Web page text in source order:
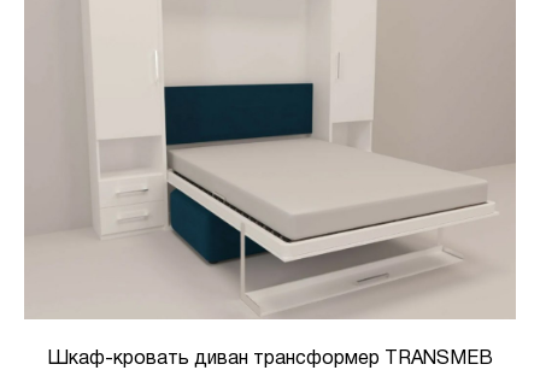
Шкаф-кровать диван трансформер TRANSMEB